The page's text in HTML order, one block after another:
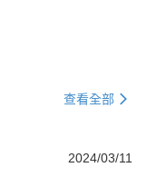
查看全部
2024/03/11